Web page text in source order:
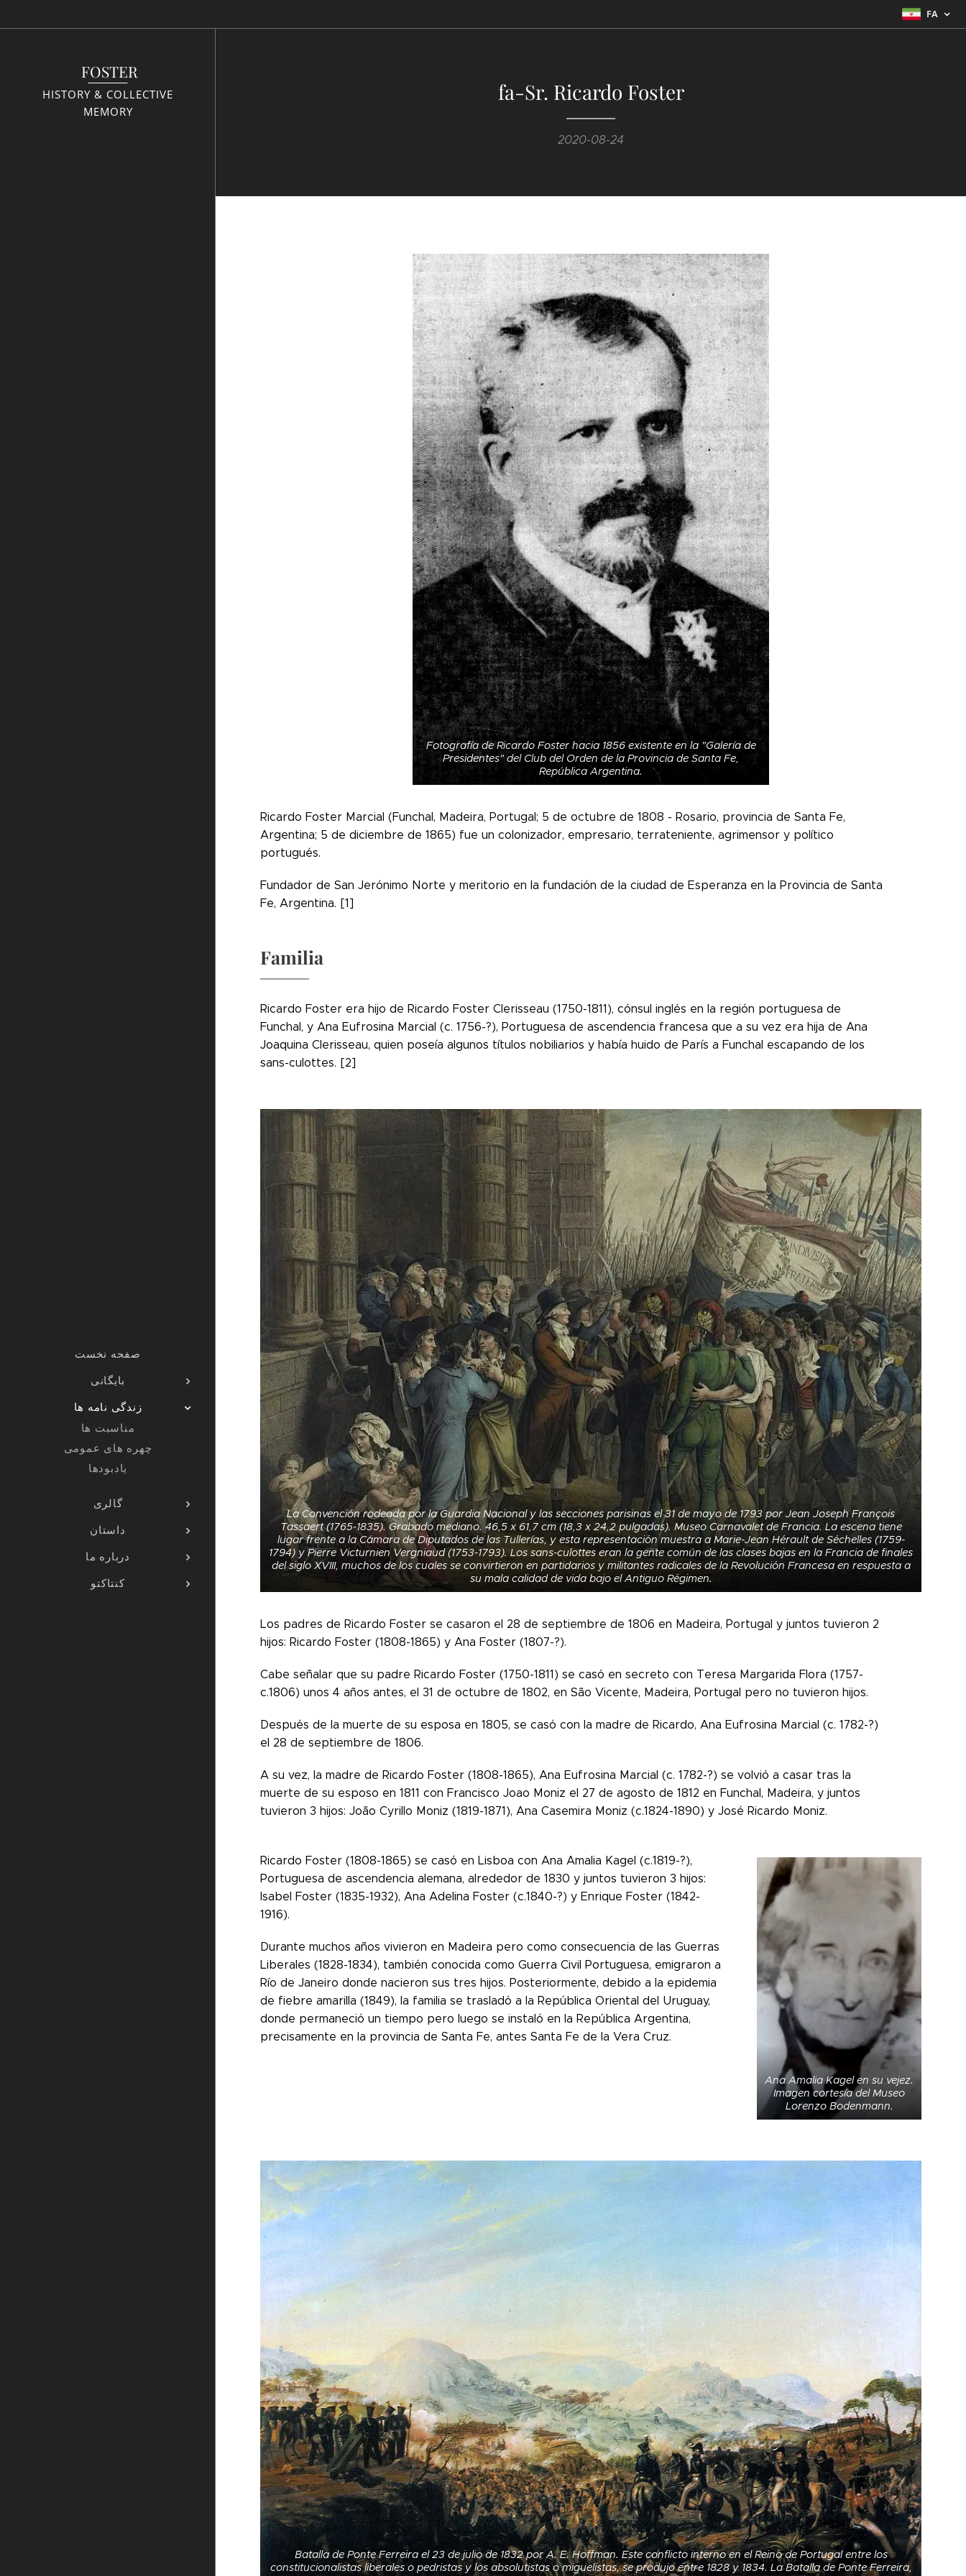
FA
FOSTER
HISTORY & COLLECTIVE
MEMORY
صفحه نخست
بایگانی
زندگی نامه ها
مناسبت ها
چهره های عمومی
یادبودها
گالری
داستان
درباره ما
کنتاکتو
fa-Sr. Ricardo Foster
2020-08-24
Fotografía de Ricardo Foster hacia 1856 existente en la "Galería de
Presidentes" del Club del Orden de la Provincia de Santa Fe,
República Argentina.
Ricardo Foster Marcial (Funchal, Madeira, Portugal; 5 de octubre de 1808 - Rosario, provincia de Santa Fe,
Argentina; 5 de diciembre de 1865) fue un colonizador, empresario, terrateniente, agrimensor y político
portugués.
Fundador de San Jerónimo Norte y meritorio en la fundación de la ciudad de Esperanza en la Provincia de Santa
Fe, Argentina. [1]
Familia
Ricardo Foster era hijo de Ricardo Foster Clerisseau (1750-1811), cónsul inglés en la región portuguesa de
Funchal, y Ana Eufrosina Marcial (c. 1756-?), Portuguesa de ascendencia francesa que a su vez era hija de Ana
Joaquina Clerisseau, quien poseía algunos títulos nobiliarios y había huido de París a Funchal escapando de los
sans-culottes. [2]
La Convención rodeada por la Guardia Nacional y las secciones parisinas el 31 de mayo de 1793 por Jean Joseph François
Tassaert (1765-1835). Grabado mediano. 46,5 x 61,7 cm (18,3 x 24,2 pulgadas). Museo Carnavalet de Francia. La escena tiene
lugar frente a la Cámara de Diputados de las Tullerías, y esta representación muestra a Marie-Jean Hérault de Séchelles (1759-
1794) y Pierre Victurnien Vergniaud (1753-1793). Los sans-culottes eran la gente común de las clases bajas en la Francia de finales
del siglo XVIII, muchos de los cuales se convirtieron en partidarios y militantes radicales de la Revolución Francesa en respuesta a
su mala calidad de vida bajo el Antiguo Régimen.
Los padres de Ricardo Foster se casaron el 28 de septiembre de 1806 en Madeira, Portugal y juntos tuvieron 2
hijos: Ricardo Foster (1808-1865) y Ana Foster (1807-?).
Cabe señalar que su padre Ricardo Foster (1750-1811) se casó en secreto con Teresa Margarida Flora (1757-
c.1806) unos 4 años antes, el 31 de octubre de 1802, en São Vicente, Madeira, Portugal pero no tuvieron hijos.
Después de la muerte de su esposa en 1805, se casó con la madre de Ricardo, Ana Eufrosina Marcial (c. 1782-?)
el 28 de septiembre de 1806.
A su vez, la madre de Ricardo Foster (1808-1865), Ana Eufrosina Marcial (c. 1782-?) se volvió a casar tras la
muerte de su esposo en 1811 con Francisco Joao Moniz el 27 de agosto de 1812 en Funchal, Madeira, y juntos
tuvieron 3 hijos: João Cyrillo Moniz (1819-1871), Ana Casemira Moniz (c.1824-1890) y José Ricardo Moniz.
Ana Amalia Kagel en su vejez.
Imagen cortesía del Museo
Lorenzo Bodenmann.
Ricardo Foster (1808-1865) se casó en Lisboa con Ana Amalia Kagel (c.1819-?),
Portuguesa de ascendencia alemana, alrededor de 1830 y juntos tuvieron 3 hijos:
Isabel Foster (1835-1932), Ana Adelina Foster (c.1840-?) y Enrique Foster (1842-
1916).
Durante muchos años vivieron en Madeira pero como consecuencia de las Guerras
Liberales (1828-1834), también conocida como Guerra Civil Portuguesa, emigraron a
Río de Janeiro donde nacieron sus tres hijos. Posteriormente, debido a la epidemia
de fiebre amarilla (1849), la familia se trasladó a la República Oriental del Uruguay,
donde permaneció un tiempo pero luego se instaló en la República Argentina,
precisamente en la provincia de Santa Fe, antes Santa Fe de la Vera Cruz.
Batalla de Ponte Ferreira el 23 de julio de 1832 por A. E. Hoffman. Este conflicto interno en el Reino de Portugal entre los
constitucionalistas liberales o pedristas y los absolutistas o miguelistas, se produjo entre 1828 y 1834. La Batalla de Ponte Ferreira,